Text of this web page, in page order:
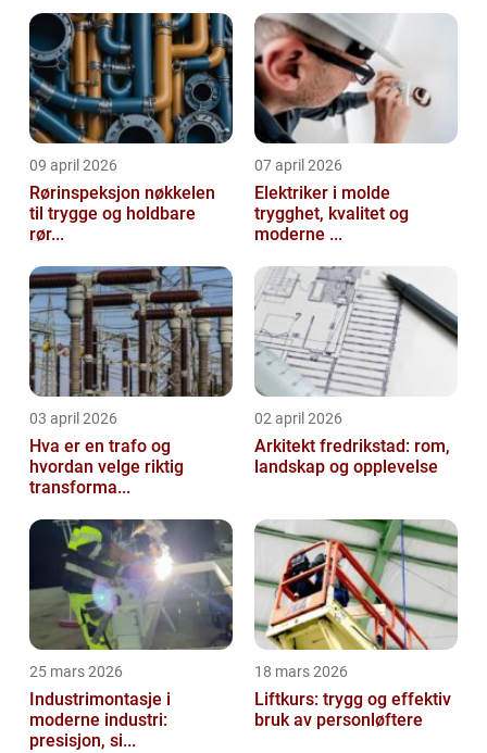
09 april 2026
Rørinspeksjon nøkkelen
til trygge og holdbare
rør...
07 april 2026
Elektriker i molde
trygghet, kvalitet og
moderne ...
03 april 2026
Hva er en trafo og
hvordan velge riktig
transforma...
02 april 2026
Arkitekt fredrikstad: rom,
landskap og opplevelse
25 mars 2026
Industrimontasje i
moderne industri:
presisjon, si...
18 mars 2026
Liftkurs: trygg og effektiv
bruk av personløftere